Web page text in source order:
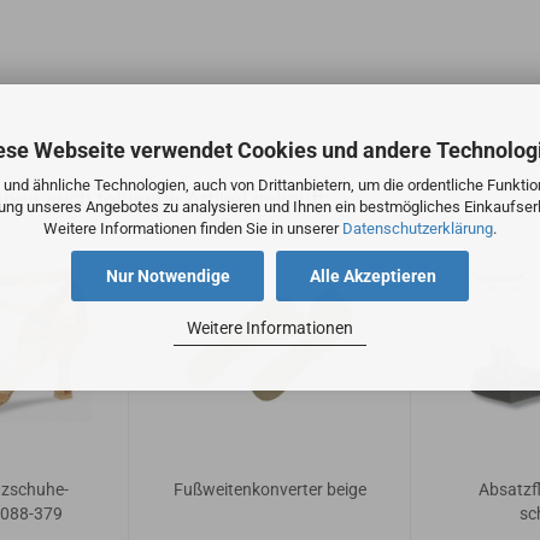
Webseite verwendet Cookies und andere
ähnliche Technologien, auch von Drittanbietern, um die ordentliche
unseres Angebotes zu analysieren und Ihnen ein bestmögliches
Weitere Informationen finden Sie in unserer Datenschutzerklärung.
Alle Akzeptieren
Nur Notwendige
Weitere Informationen
auch folgende Artikel gekauft:
379
Fußweitenkonverter beige